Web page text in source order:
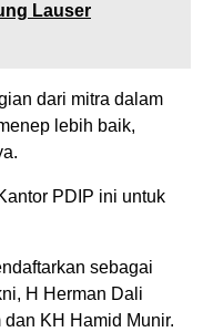
Lauser
dari mitra dalam
lebih baik,
PDIP ini untuk
sebagai
H Herman Dali
KH Hamid Munir.